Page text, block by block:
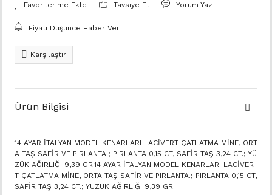
Tavsiye Et Yorum Yaz
Fiyatı Düşünce Haber Ver
Karşılaştır
Ürün Bilgisi
14 AYAR İTALYAN MODEL KENARLARI LACİVERT ÇATLATMA MİNE, ORT
A TAŞ SAFİR VE PIRLANTA.; PIRLANTA 0,15 CT, SAFİR TAŞ 3,24 CT.; YÜ
ZÜK AĞIRLIĞI 9,39 GR.14 AYAR İTALYAN MODEL KENARLARI LACİVER
T ÇATLATMA MİNE, ORTA TAŞ SAFİR VE PIRLANTA.; PIRLANTA 0,15 CT,
SAFİR TAŞ 3,24 CT.; YÜZÜK AĞIRLIĞI 9,39 GR.